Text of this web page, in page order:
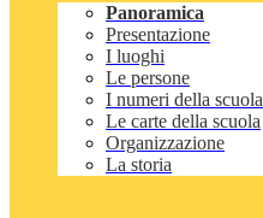
Panoramica
Presentazione
I luoghi
Le persone
I numeri della scuola
Le carte della scuola
Organizzazione
La storia